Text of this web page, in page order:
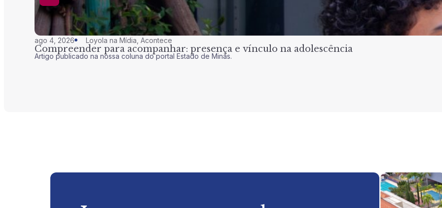
ago 4, 2026 Loyola na Mídia Acontece
Compreender para acompanhar: presença e vínculo na adolescência
Artigo publicado na nossa coluna do portal Estado de Minas.